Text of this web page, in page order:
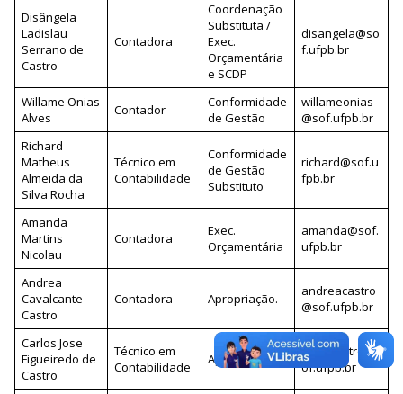
Disângela
Ladislau
Serrano de
Castro
Contadora
Coordenação
Substituta /
Exec.
Orçamentária
e SCDP
disangela@so
f.ufpb.br
Willame Onias
Alves
Contador
Conformidade
de Gestão
willameonias
@sof.ufpb.br
Richard
Matheus
Almeida da
Silva Rocha
Técnico em
Contabilidade
Conformidade
de Gestão
Substituto
richard@sof.u
fpb.br
Amanda
Martins
Nicolau
Contadora
Exec.
Orçamentária
amanda@sof.
ufpb.br
Andrea
Cavalcante
Castro
Contadora Apropriação.
andreacastro
@sof.ufpb.br
Carlos Jose
Figueiredo de
Castro
Técnico em
Contabilidade
Apropriação.
case.castro@s
of.ufpb.br